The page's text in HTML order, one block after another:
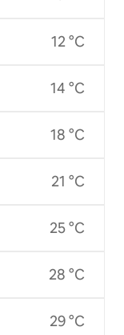
12 °C
14 °C
18 °C
21 °C
25 °C
28 °C
29 °C